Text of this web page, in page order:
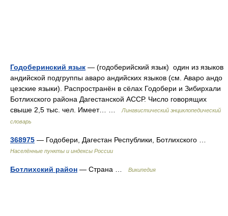
Годоберинский язык — (годоберийский язык) один из языков
андийской подгруппы аваро андийских языков (см. Аваро андо
цезские языки). Распространён в сёлах Годобери и Зибирхали
Ботлихского района Дагестанской АССР. Число говорящих
свыше 2,5 тыс. чел. Имеет… …
Лингвистический энциклопедический
словарь
368975 — Годобери, Дагестан Республики, Ботлихского …
Населённые пункты и индексы России
Ботлихский район — Страна … Википедия